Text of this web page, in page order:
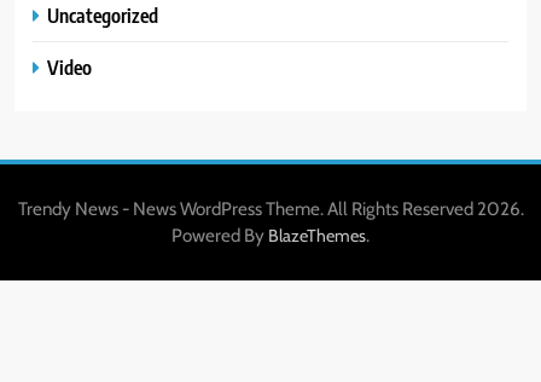
Uncategorized
Video
Trendy News - News WordPress Theme. All Rights Reserved 2026.
Powered By BlazeThemes.